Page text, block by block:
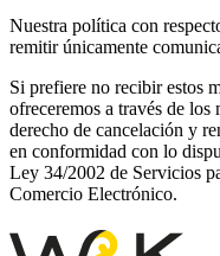
Nuestra política con
remitir únicamente
Si prefiere no recibir estos
ofreceremos a través de
derecho de cancelación y
en conformidad con lo
Ley 34/2002 de Servicios
Comercio Electrónico.